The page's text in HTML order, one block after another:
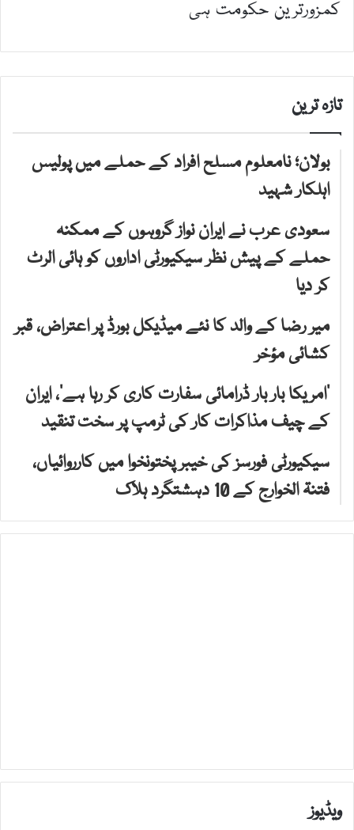
کمزورترین حکومت ہی
تازہ ترین
بولان؛ نامعلوم مسلح افراد کے حملے میں پولیس
اہلکار شہید
سعودی عرب نے ایران نواز گروہوں کے ممکنہ
حملے کے پیش نظر سیکیورٹی اداروں کو ہائی الرٹ
کر دیا
میر رضا کے والد کا نئے میڈیکل بورڈ پر اعتراض، قبر
کشائی مؤخر
’امریکا بار بار ڈرامائی سفارت کاری کر رہا ہے‘، ایران
کے چیف مذاکرات کار کی ٹرمپ پر سخت تنقید
سیکیورٹی فورسز کی خیبر پختونخوا میں کارروائیاں،
فتنۃ الخوارج کے 10 دہشتگرد ہلاک
ویڈیوز